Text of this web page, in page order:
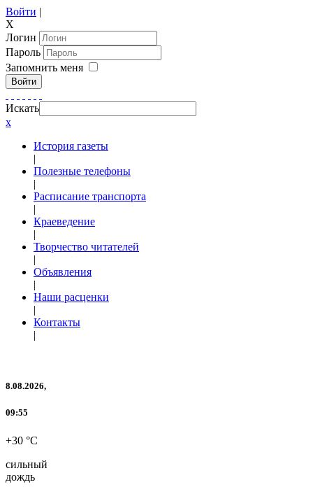
Войти |
X
Логин
Пароль
Запомнить меня
Войти
Искать
x
История газеты
|
Полезные телефоны
|
Расписание транспорта
|
Краеведение
|
Творчество читателей
|
Объявления
|
Наши расценки
|
Контакты
|
8.08.2026,
09:55
+30 °C
сильный
дождь